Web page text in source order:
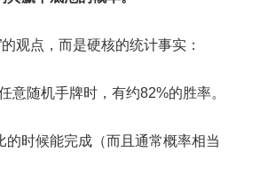
观点，而是硬核的统计事实：
意随机手牌时，有约82%的胜率。
的时候能完成（而且通常概率相当